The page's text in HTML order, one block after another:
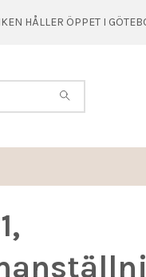
HÅLLER ÖPPET I